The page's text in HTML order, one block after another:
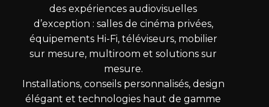
des expériences audiovisuelles
d’exception : salles de cinéma privées,
équipements Hi-Fi, téléviseurs, mobilier
sur mesure, multiroom et solutions sur
mesure.
Installations, conseils personnalisés, design
élégant et technologies haut de gamme